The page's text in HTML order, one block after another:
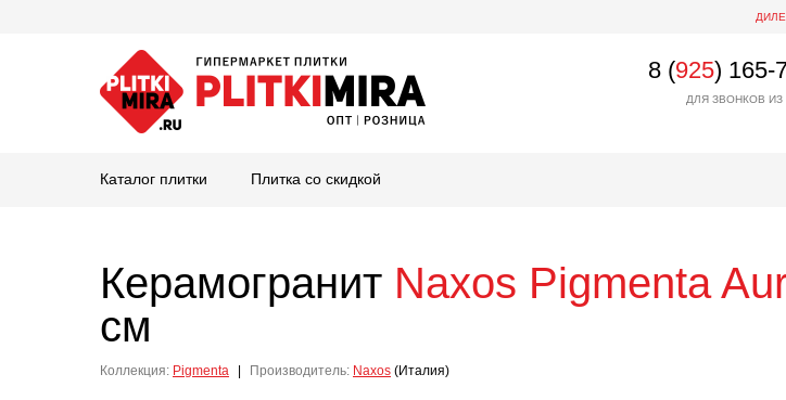
8 (925) 165-
ДЛЯ ЗВОНКОВ
Каталог плитки Плитка со скидкой
Керамогранит Naxos Pigmenta
см
Коллекция: Pigmenta Производитель: Naxos (Италия)